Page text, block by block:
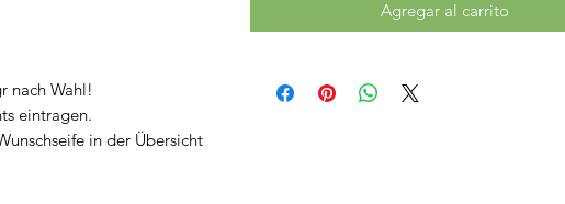
nach Wahl!
eintragen.
in der Übersicht
Agregar al carrito